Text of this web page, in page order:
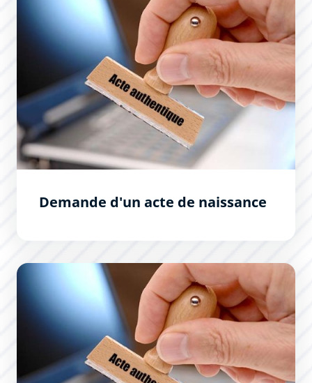
Demande d'un acte de naissance
Demande d&#039;un acte de mariage